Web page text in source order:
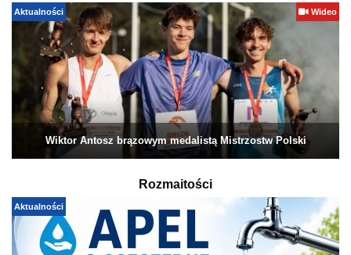
Aktualności Wideo
Wiktor Antosz brązowym medalistą Mistrzostw Polski
Rozmaitości
Aktualności